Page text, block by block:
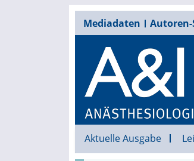
Mediadaten Autoren-
Aktuelle Ausgabe